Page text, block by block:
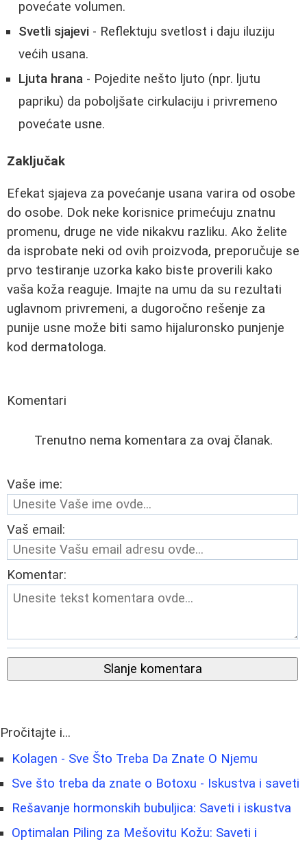
povećate volumen.
Svetli sjajevi - Reflektuju svetlost i daju iluziju
većih usana.
Ljuta hrana - Pojedite nešto ljuto (npr. ljutu
papriku) da poboljšate cirkulaciju i privremeno
povećate usne.
Zaključak
Efekat sjajeva za povećanje usana varira od osobe
do osobe. Dok neke korisnice primećuju znatnu
promenu, druge ne vide nikakvu razliku. Ako želite
da isprobate neki od ovih proizvoda, preporučuje se
prvo testiranje uzorka kako biste proverili kako
vaša koža reaguje. Imajte na umu da su rezultati
uglavnom privremeni, a dugoročno rešenje za
punije usne može biti samo hijaluronsko punjenje
kod dermatologa.
Komentari
Trenutno nema komentara za ovaj članak.
Vaše ime:
Vaš email:
Komentar:
Slanje komentara
Pročitajte i...
Kolagen - Sve Što Treba Da Znate O Njemu
Sve što treba da znate o Botoxu - Iskustva i saveti
Rešavanje hormonskih bubuljica: Saveti i iskustva
Optimalan Piling za Mešovitu Kožu: Saveti i